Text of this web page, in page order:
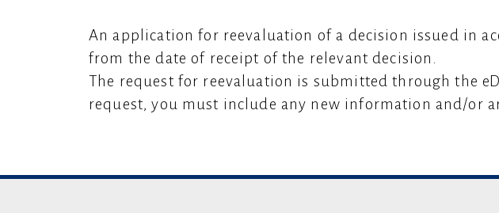
An application for reevaluation of a decision issued in
from the date of receipt of the relevant decision.
The request for reevaluation is submitted through the
request, you must include any new information and/or